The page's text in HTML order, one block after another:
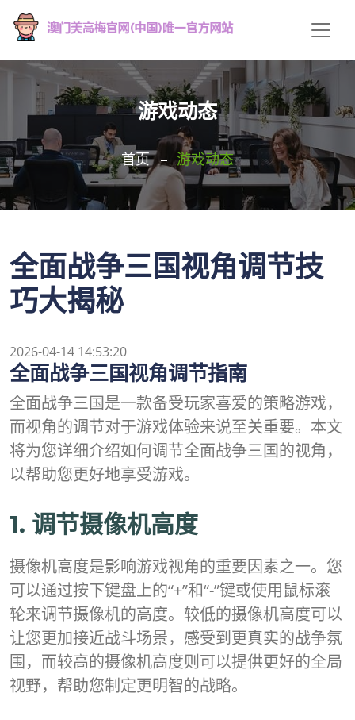
游戏动态
首页 游戏动态
全面战争三国视角调节技
巧大揭秘
2026-04-14 14:53:20
全面战争三国视角调节指南
全面战争三国是一款备受玩家喜爱的策略游戏，
而视角的调节对于游戏体验来说至关重要。本文
将为您详细介绍如何调节全面战争三国的视角，
以帮助您更好地享受游戏。
1. 调节摄像机高度
摄像机高度是影响游戏视角的重要因素之一。您
可以通过按下键盘上的“+”和“-”键或使用鼠标滚
轮来调节摄像机的高度。较低的摄像机高度可以
让您更加接近战斗场景，感受到更真实的战争氛
围，而较高的摄像机高度则可以提供更好的全局
视野，帮助您制定更明智的战略。